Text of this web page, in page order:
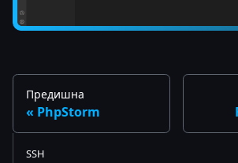
Предишна
PhpStorm
SSH